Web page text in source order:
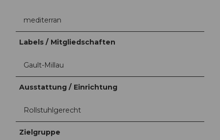
mediterran
Labels / Mitgliedschaften
Gault-Millau
Ausstattung / Einrichtung
Rollstuhlgerecht
Zielgruppe